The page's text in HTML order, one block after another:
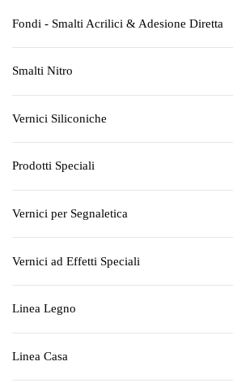
Fondi - Smalti Acrilici & Adesione Diretta
Smalti Nitro
Vernici Siliconiche
Prodotti Speciali
Vernici per Segnaletica
Vernici ad Effetti Speciali
Linea Legno
Linea Casa